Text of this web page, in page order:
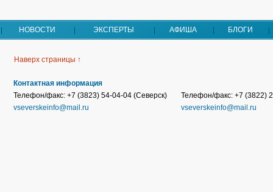
НОВОСТИ ЭКСПЕРТЫ АФИША БЛОГИ
Наверх страницы ↑
Контактная информация
Телефон/факс: +7 (3823) 54-04-04 (Северск)
vseverskeinfo@mail.ru
Телефон/факс: +7 (3822)
vseverskeinfo@mail.ru